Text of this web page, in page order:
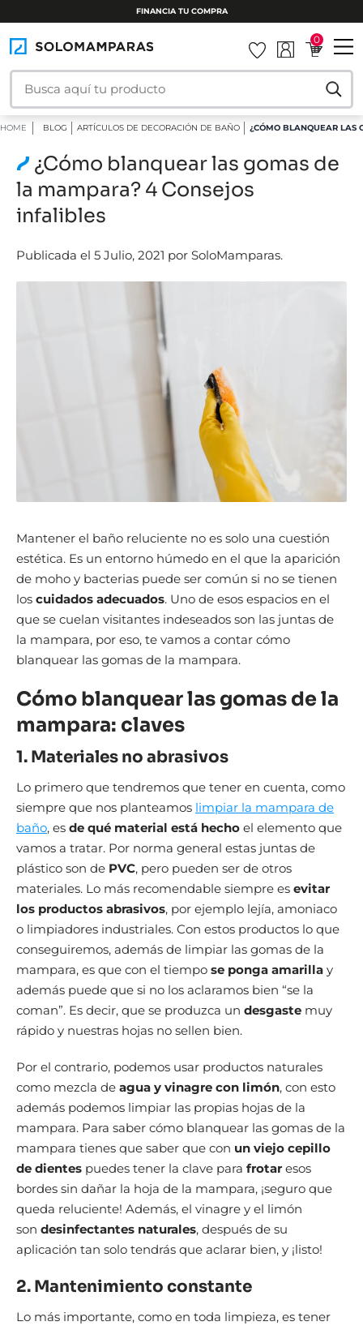
INSTALAMOS TU MAMPARA
0
HOME BLOG ARTÍCULOS DE DECORACIÓN DE BAÑO ¿CÓMO BLANQUEAR LAS
¿Cómo blanquear las gomas de
la mampara? 4 Consejos
infalibles
Publicada el 5 Julio, 2021 por SoloMamparas.
Mantener el baño reluciente no es solo una cuestión
estética. Es un entorno húmedo en el que la aparición
de moho y bacterias puede ser común si no se tienen
los cuidados adecuados. Uno de esos espacios en el
que se cuelan visitantes indeseados son las juntas de
la mampara, por eso, te vamos a contar cómo
blanquear las gomas de la mampara.
Cómo blanquear las gomas de la
mampara: claves
1. Materiales no abrasivos
Lo primero que tendremos que tener en cuenta, como
siempre que nos planteamos limpiar la mampara de
baño, es de qué material está hecho el elemento que
vamos a tratar. Por norma general estas juntas de
plástico son de PVC, pero pueden ser de otros
materiales. Lo más recomendable siempre es evitar
los productos abrasivos, por ejemplo lejía, amoniaco
o limpiadores industriales. Con estos productos lo que
conseguiremos, además de limpiar las gomas de la
mampara, es que con el tiempo se ponga amarilla y
además puede que si no los aclaramos bien “se la
coman”. Es decir, que se produzca un desgaste muy
rápido y nuestras hojas no sellen bien.
Por el contrario, podemos usar productos naturales
como mezcla de agua y vinagre con limón, con esto
además podemos limpiar las propias hojas de la
mampara. Para saber cómo blanquear las gomas de la
mampara tienes que saber que con un viejo cepillo
de dientes puedes tener la clave para frotar esos
bordes sin dañar la hoja de la mampara, ¡seguro que
queda reluciente! Además, el vinagre y el limón
son desinfectantes naturales, después de su
aplicación tan solo tendrás que aclarar bien, y ¡listo!
2. Mantenimiento constante
Lo más importante, como en toda limpieza, es tener